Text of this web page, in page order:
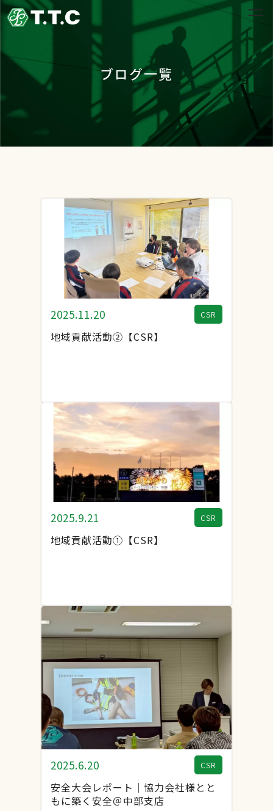
ブログ一覧
2025.11.20 CSR
地域貢献活動②【CSR】
2025.9.21 CSR
地域貢献活動①【CSR】
2025.6.20 CSR
安全大会レポート｜協力会社様とと
もに築く安全＠中部支店